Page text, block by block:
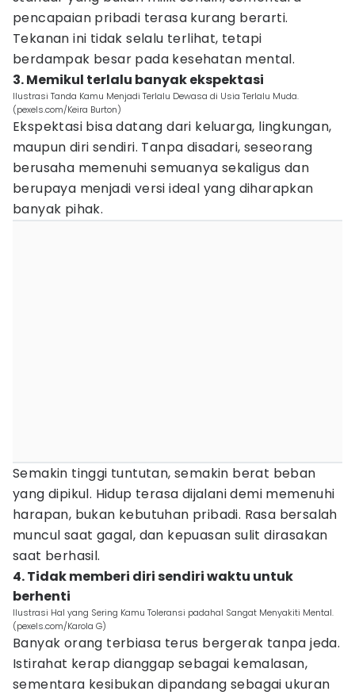
pencapaian pribadi terasa kurang berarti.
Tekanan ini tidak selalu terlihat, tetapi
berdampak besar pada kesehatan mental.
3. Memikul terlalu banyak ekspektasi
Ilustrasi Tanda Kamu Menjadi Terlalu Dewasa di Usia Terlalu Muda.
(pexels.com/Keira Burton)
Ekspektasi bisa datang dari keluarga, lingkungan,
maupun diri sendiri. Tanpa disadari, seseorang
berusaha memenuhi semuanya sekaligus dan
berupaya menjadi versi ideal yang diharapkan
banyak pihak.
Semakin tinggi tuntutan, semakin berat beban
yang dipikul. Hidup terasa dijalani demi memenuhi
harapan, bukan kebutuhan pribadi. Rasa bersalah
muncul saat gagal, dan kepuasan sulit dirasakan
saat berhasil.
4. Tidak memberi diri sendiri waktu untuk
berhenti
Ilustrasi Hal yang Sering Kamu Toleransi padahal Sangat Menyakiti Mental.
(pexels.com/Karola G)
Banyak orang terbiasa terus bergerak tanpa jeda.
Istirahat kerap dianggap sebagai kemalasan,
sementara kesibukan dipandang sebagai ukuran